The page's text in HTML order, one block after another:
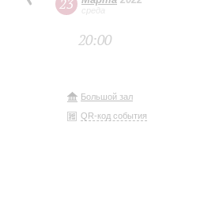
23 среда
20:00
Большой зал
QR-код события